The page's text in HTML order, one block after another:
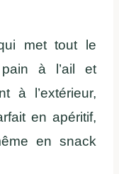
met tout le
pain à l’ail et
à l’extérieur,
en apéritif,
en snack